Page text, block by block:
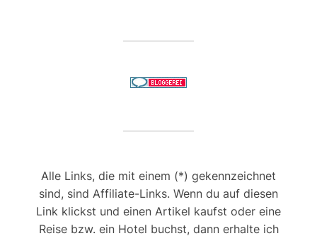
Alle Links, die mit einem (*) gekennzeichnet
sind, sind Affiliate-Links. Wenn du auf diesen
Link klickst und einen Artikel kaufst oder eine
Reise bzw. ein Hotel buchst, dann erhalte ich